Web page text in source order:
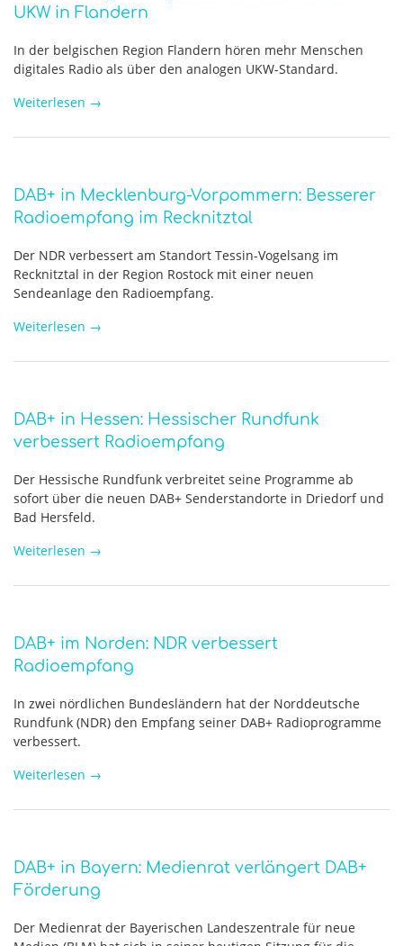
UKW in Flandern
In der belgischen Region Flandern hören mehr Menschen
digitales Radio als über den analogen UKW-Standard.
Weiterlesen →
DAB+ in Mecklenburg-Vorpommern: Besserer
Radioempfang im Recknitztal
Der NDR verbessert am Standort Tessin-Vogelsang im
Recknitztal in der Region Rostock mit einer neuen
Sendeanlage den Radioempfang.
Weiterlesen →
DAB+ in Hessen: Hessischer Rundfunk
verbessert Radioempfang
Der Hessische Rundfunk verbreitet seine Programme ab
sofort über die neuen DAB+ Senderstandorte in Driedorf und
Bad Hersfeld.
Weiterlesen →
DAB+ im Norden: NDR verbessert
Radioempfang
In zwei nördlichen Bundesländern hat der Norddeutsche
Rundfunk (NDR) den Empfang seiner DAB+ Radioprogramme
verbessert.
Weiterlesen →
DAB+ in Bayern: Medienrat verlängert DAB+
Förderung
Der Medienrat der Bayerischen Landeszentrale für neue